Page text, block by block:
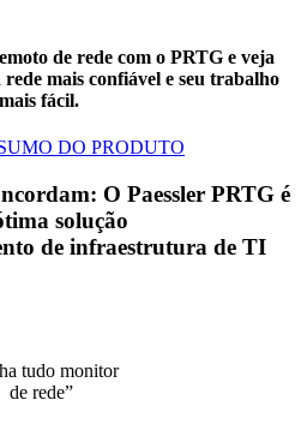
de rede com o PRTG e veja
mais confiável e seu trabalho
mais fácil.
DO PRODUTO
O Paessler PRTG é
solução
de infraestrutura de TI
tudo monitor
de rede”